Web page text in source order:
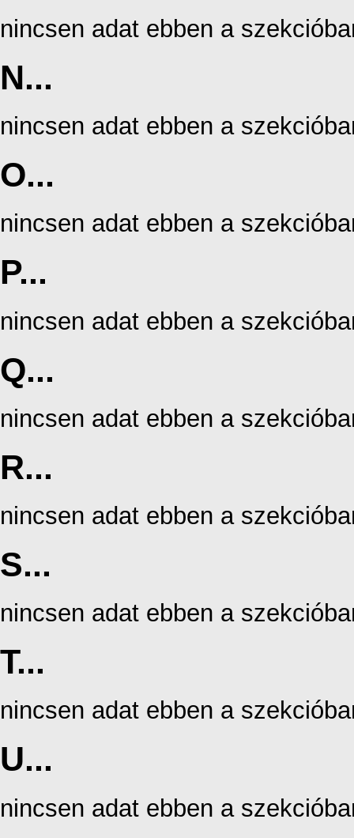
nincsen adat ebben a
N...
nincsen adat ebben a
O...
nincsen adat ebben a
P...
nincsen adat ebben a
Q...
nincsen adat ebben a
R...
nincsen adat ebben a
S...
nincsen adat ebben a
T...
nincsen adat ebben a
U...
nincsen adat ebben a